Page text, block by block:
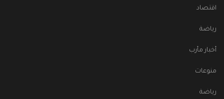
اقتصاد
رياضة
أخبار مأرب
منوعات
رياضة